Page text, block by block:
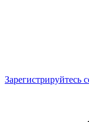
Зарегистрируйтесь